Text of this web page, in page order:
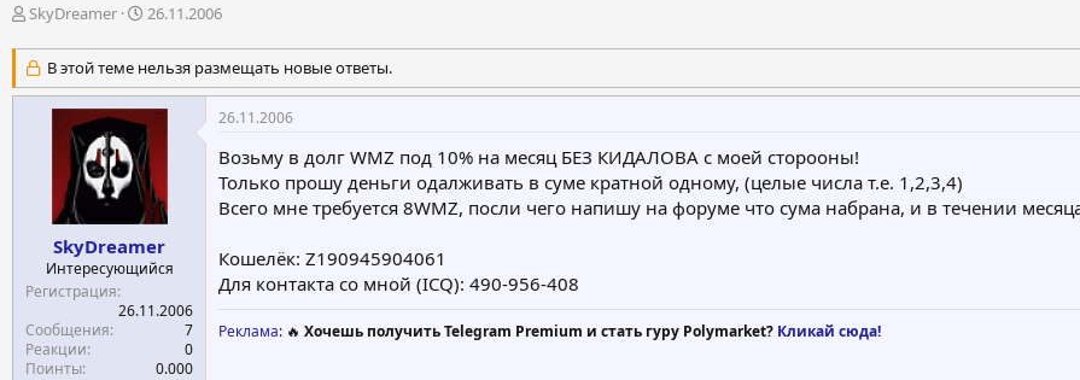
А
т
о
р
SkyDreamer
Д
т
а
н
а
ч
а
л
а
26.11.2006
В этой теме нельзя размещать новые ответы.
SkyDreamer
Интересующийся
Регистрация
26.11.2006
Сообщения
7
Реакции
0
Поинты
0.000
26.11.2006
Возьму в долг WMZ под 10% на месяц БЕЗ КИДАЛОВА c моей сторооны!
Только прошу деньги одалживать в суме кратной одному, (целые числа т.е. 1,2,3,4)
Всего мне требуется 8WMZ, посли чего напишу на форуме что сума набрана, и в течении
Кошелёк: Z190945904061
Для контакта со мной (ICQ): 490-956-408
Реклама: 🔥 Хочешь получить Telegram Premium и стать гуру Polymarket? Кликай сюда!